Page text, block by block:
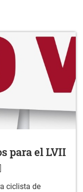
para el LVII
ciclista de